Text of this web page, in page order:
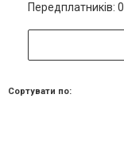
Передплатників: 0
Сортувати по: